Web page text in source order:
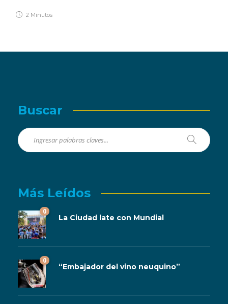
2 Minutos
Buscar
Más Leídos
0
La Ciudad late con Mundial
0
“Embajador del vino neuquino”